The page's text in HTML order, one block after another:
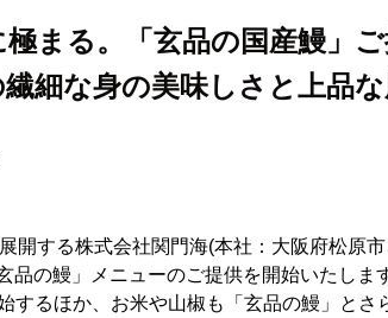
まる。「玄品の国産鰻」
細な身の美味しさと上品
開する株式会社関門海(本社：大阪府松原市
品の鰻」メニューのご提供を開始いたしま
するほか、お米や山椒も「玄品の鰻」とさ